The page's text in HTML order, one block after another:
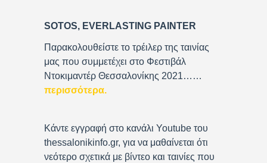
e
r
SOTOS, EVERLASTING PAINTER
Παρακολουθείστε το τρέιλερ της ταινίας
μας που συμμετέχει στο Φεστιβάλ
Ντοκιμαντέρ Θεσσαλονίκης 2021……
περισσότερα.
Κάντε εγγραφή στο κανάλι Youtube του
thessalonikinfo.gr, για να μαθαίνεται ότι
νεότερο σχετικά με βίντεο και ταινίες που